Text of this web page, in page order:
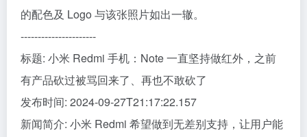
的配色及 Logo 与该张照片如出一辙。
----------------------
标题: 小米 Redmi 手机：Note 一直坚持做红外，之前
有产品砍过被骂回来了、再也不敢砍了
发布时间: 2024-09-27T21:17:22.157
新闻简介: 小米 Redmi 希望做到无差别支持，让用户能